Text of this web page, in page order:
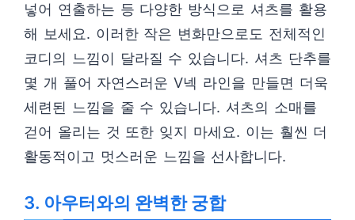
넣어 연출하는 등 다양한 방식으로 셔츠를 활용
해 보세요. 이러한 작은 변화만으로도 전체적인
코디의 느낌이 달라질 수 있습니다. 셔츠 단추를
몇 개 풀어 자연스러운 V넥 라인을 만들면 더욱
세련된 느낌을 줄 수 있습니다. 셔츠의 소매를
걷어 올리는 것 또한 잊지 마세요. 이는 훨씬 더
활동적이고 멋스러운 느낌을 선사합니다.
3. 아우터와의 완벽한 궁합